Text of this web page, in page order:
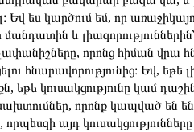
ես կարծում եմ, որ
մանդատին և
որոնց հիման վրա
հնարավորությունից։ Եվ,
եթե կուսակցությունը կամ
որոնք կապված են
այդ